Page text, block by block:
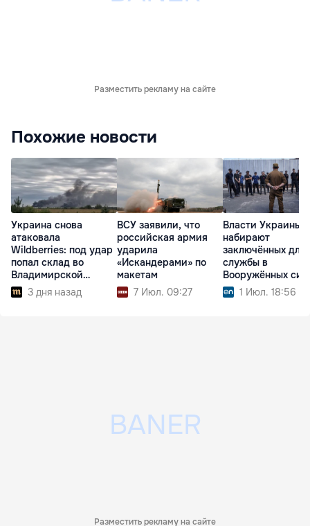
Разместить рекламу на сайте
Похожие новости
Украина снова
атаковала
Wildberries: под удар
попал склад во
Владимирской
области
3 дня назад
ВСУ заявили, что
российская армия
ударила
«Искандерами» по
макетам
7 Июл. 09:27
Власти Украины
набирают
заключённых для
службы в
Вооружённых
1 Июл. 18:56
Разместить рекламу на сайте